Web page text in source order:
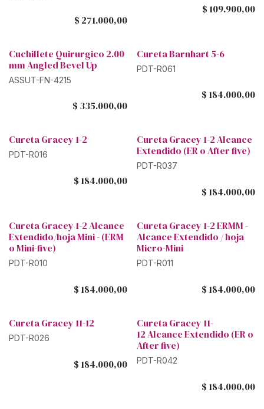
$ 271.000,00
$ 109.900,00
Cuchillete Quirurgico 2.00
mm Angled Bevel Up
ASSUT-FN-4215
$ 335.000,00
Cureta Barnhart 5-6
PDT-R061
$ 184.000,00
Cureta Gracey 1-2
PDT-R016
$ 184.000,00
Cureta Gracey 1-2 Alcance
Extendido (ER o After five)
PDT-R037
$ 184.000,00
Cureta Gracey 1-2 Alcance
Extendido/hoja Mini - (ERM
o Mini-five)
PDT-R010
$ 184.000,00
Cureta Gracey 1-2 ERMM -
Alcance Extendido / hoja
Micro-Mini
PDT-R011
$ 184.000,00
Cureta Gracey 11-12
PDT-R026
$ 184.000,00
Cureta Gracey 11-
12 Alcance Extendido (ER o
After five)
PDT-R042
$ 184.000,00